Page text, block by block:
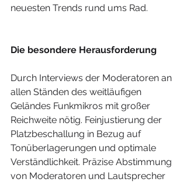
neuesten Trends rund ums Rad.
Die besondere Herausforderung
Durch Interviews der Moderatoren an
allen Ständen des weitläufigen
Geländes Funkmikros mit großer
Reichweite nötig. Feinjustierung der
Platzbeschallung in Bezug auf
Tonüberlagerungen und optimale
Verständlichkeit. Präzise Abstimmung
von Moderatoren und Lautsprecher